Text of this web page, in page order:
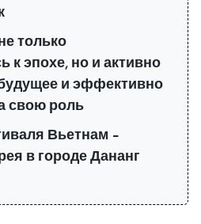
только
к эпохе, но и активно
и эффективно
свою роль
Вьетнам –
в городе Дананг